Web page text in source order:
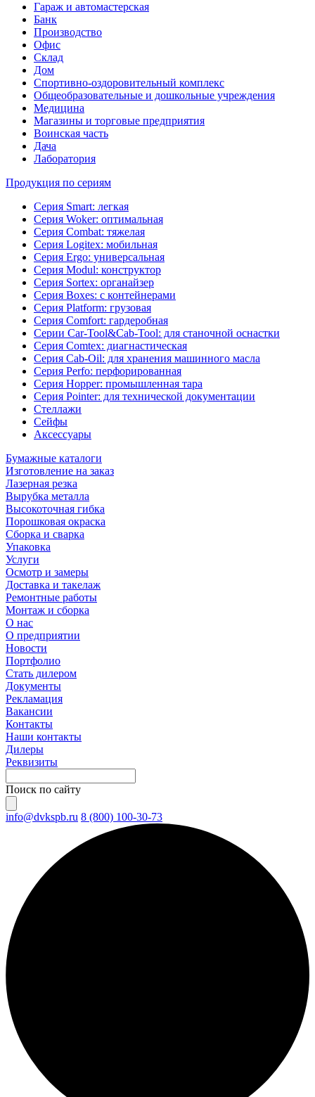
Гараж и автомастерская
Банк
Производство
Офис
Склад
Дом
Спортивно-оздоровительный комплекс
Общеобразовательные и дошкольные учреждения
Медицина
Магазины и торговые предприятия
Воинская часть
Дача
Лаборатория
Продукция по сериям
Серия Smart: легкая
Серия Woker: оптимальная
Серия Combat: тяжелая
Серия Logitex: мобильная
Серия Ergo: универсальная
Серия Modul: конструктор
Серия Sortex: органайзер
Серия Boxes: с контейнерами
Серия Platform: грузовая
Серия Comfort: гардеробная
Серии Car-Tool&Cab-Tool: для станочной оснастки
Серия Comtex: диагнастическая
Серия Cab-Oil: для хранения машинного масла
Серия Perfo: перфорированная
Серия Hopper: промышленная тара
Серия Pointer: для технической документации
Стеллажи
Сейфы
Аксессуары
Бумажные каталоги
Изготовление на заказ
Лазерная резка
Вырубка металла
Высокоточная гибка
Порошковая окраска
Сборка и сварка
Упаковка
Услуги
Осмотр и замеры
Доставка и такелаж
Ремонтные работы
Монтаж и сборка
О нас
О предприятии
Новости
Портфолио
Стать дилером
Документы
Рекламация
Вакансии
Контакты
Наши контакты
Дилеры
Реквизиты
Поиск по сайту
info@dvkspb.ru 8 (800) 100-30-73